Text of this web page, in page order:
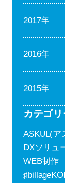
2017年
2016年
2015年
カテゴリ
ASKUL(ア
DXソリュ
WEB制作